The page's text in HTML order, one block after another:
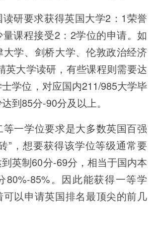
研要求获得英国大学2：1荣誉
课程接受2：2学位的申请。如
学、剑桥大学、伦敦政治经济
英大学读研，有些课程则需要达
学位，对应国内211/985大学毕
到85分-90分及以上。
一学位要求是大多数英国百强
”，想要获得该学位等级通常要
英制60分-69分，相当于国内本
80%-85%。因此能获得一等学
以申请英国排名最顶尖的前几